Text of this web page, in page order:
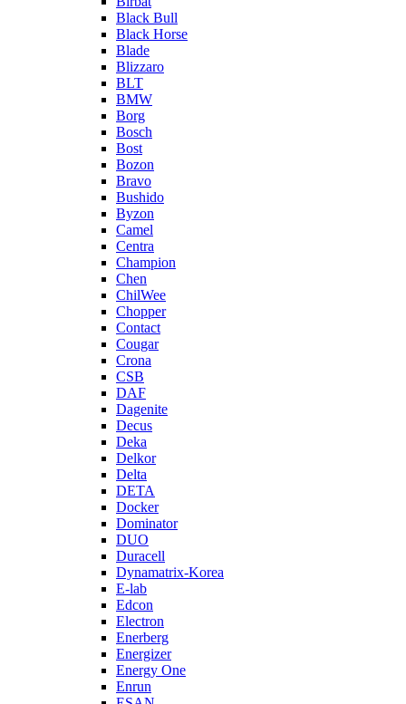
Black Bull
Black Horse
Blade
Blizzaro
BLT
BMW
Borg
Bosch
Bost
Bozon
Bravo
Bushido
Byzon
Camel
Centra
Champion
Chen
ChilWee
Chopper
Contact
Cougar
Crona
CSB
DAF
Dagenite
Decus
Deka
Delkor
Delta
DETA
Docker
Dominator
DUO
Duracell
Dynamatrix-Korea
E-lab
Edcon
Electron
Enerberg
Energizer
Energy One
Enrun